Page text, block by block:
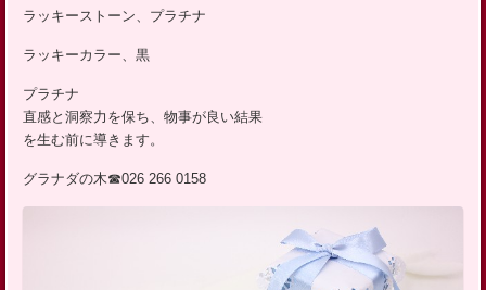
ラッキーストーン、プラチナ
ラッキーカラー、黒
プラチナ
直感と洞察力を保ち、物事が良い結果
を生む前に導きます。
グラナダの木☎026 266 0158